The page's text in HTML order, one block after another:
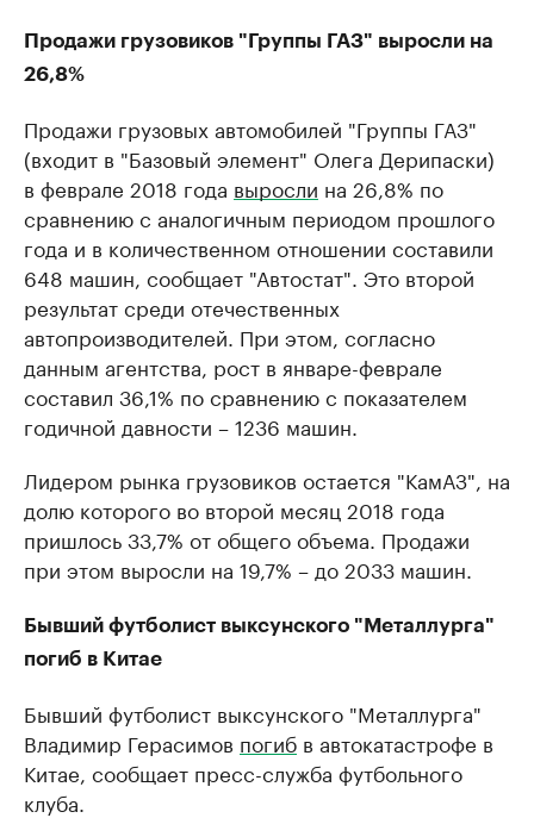
Продажи грузовиков "Группы ГАЗ" выросли на
26,8%
Продажи грузовых автомобилей "Группы ГАЗ"
(входит в "Базовый элемент" Олега Дерипаски)
в феврале 2018 года выросли на 26,8% по
сравнению с аналогичным периодом прошлого
года и в количественном отношении составили
648 машин, сообщает "Автостат". Это второй
результат среди отечественных
автопроизводителей. При этом, согласно
данным агентства, рост в январе-феврале
составил 36,1% по сравнению с показателем
годичной давности – 1236 машин.
Лидером рынка грузовиков остается "КамАЗ", на
долю которого во второй месяц 2018 года
пришлось 33,7% от общего объема. Продажи
при этом выросли на 19,7% – до 2033 машин.
Бывший футболист выксунского "Металлурга"
погиб в Китае
Бывший футболист выксунского "Металлурга"
Владимир Герасимов погиб в автокатастрофе в
Китае, сообщает пресс-служба футбольного
клуба.